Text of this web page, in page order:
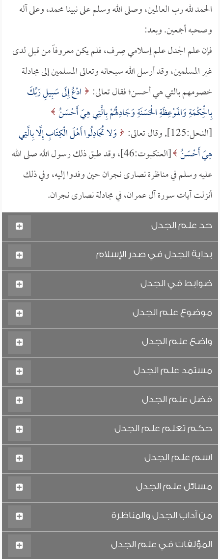
الحمد لله رب العالمين، وصلى الله وسلم على نبينا محمد، وعلى آله
وصحبه أجمعين. وبعد:
فإن علم الجدل علم إسلامي صِرف، فلم يكن معروفاً من قبل لدى
غير المسلمين، وقد أرسل الله سبحانه وتعالى المسلمين إلى مجادلة
خصومهم بالتي هي أحسن؛ فقال تعالى:
ادْعُ إِلَى سَبِيلِ رَبِّكَ
بِالْحِكْمَةِ وَالمَوْعِظَةِ الْحَسَنَةِ وَجَادِلْهُمْ بِالَّتِي هِيَ أَحْسَنُ
[النحل:125], وقال تعالى:
وَلا تُجَادِلُوا أَهْلَ الْكِتَابِ إِلَّا بِالَّتِي
هِيَ أَحْسَنُ
[العنكبوت:46]، وقد طبق ذلك رسول الله صلى الله
عليه وسلم في مناظرة نصارى نجران حين وفدوا إليه، وفي ذلك
أنزلت آيات سورة آل عمران، في مجادلة نصارى نجران.
حد علم الجدل
بداية الجدل في صدر الإسلام
ضوابط في الجدل
موضوع علم الجدل
واضع علم الجدل
مستمد علم الجدل
فضل علم الجدل
حكم تعلم علم الجدل
اسم علم الجدل
مسائل علم الجدل
من آداب الجدل والمناظرة
المؤلفات في علم الجدل